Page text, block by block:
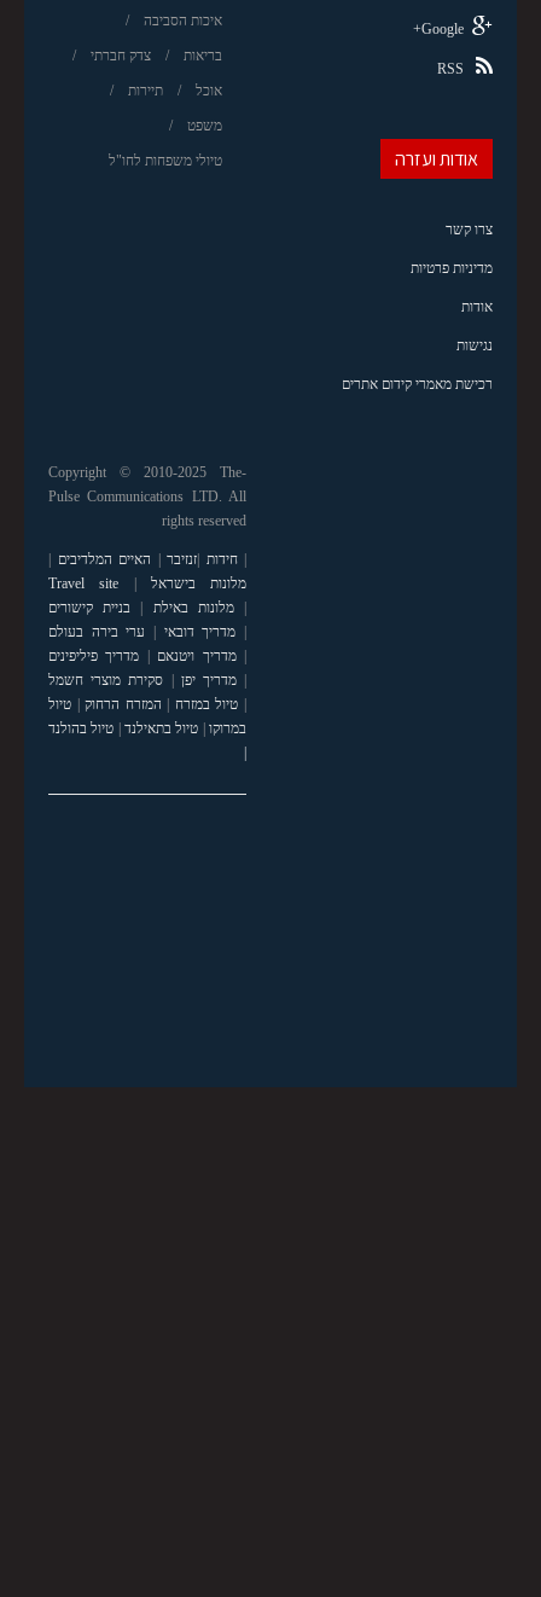
איכות הסביבה
בריאות צדק חברתי
אוכל תיירות
משפט
טיולי משפחות לחו"ל
Google+
RSS
אודות ועזרה
צרו קשר
מדיניות פרטיות
אודות
נגישות
רכישת מאמרי קידום אתרים
Copyright © 2010-2025 The-
Pulse Communications LTD. All
rights reserved
|חידות זנזיבר האיים המלדיבים
מלונות בישראל
Travel site
|מלונות באילת
בניית קישורים
מדריך דובאי
ערי בירה בעולם
|מדריך ויטנאם
מדריך פיליפינים
|מדריך יפן
סקירת מוצרי חשמל
טיול במזרח המזרח הרחוק| טיול
במרוקו| טיול בתאילנד| טיול בהולנד